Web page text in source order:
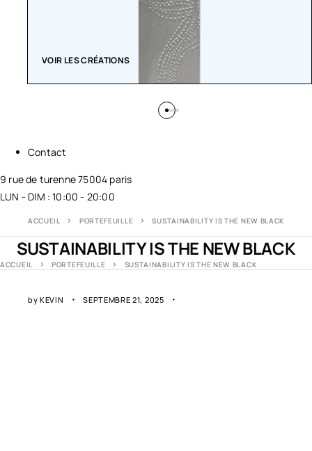
VOIR LES CRÉATIONS
Contact
9 rue de turenne 75004 paris
LUN - DIM : 10:00 - 20:00
ACCUEIL PORTEFEUILLE SUSTAINABILITY IS THE NEW BLACK
SUSTAINABILITY IS THE NEW BLACK
ACCUEIL PORTEFEUILLE SUSTAINABILITY IS THE NEW BLACK
by KEVIN SEPTEMBRE 21, 2025